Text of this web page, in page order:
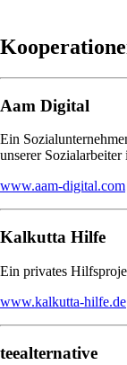
Aam Digital
Ein
unserer
www.aam-digital.com
Kalkutta Hilfe
Ein privates
www.kalkutta-hilfe.de
teealternative